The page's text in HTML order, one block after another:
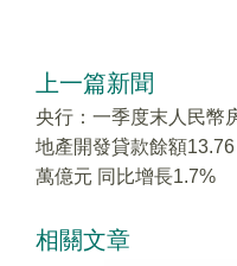
上一篇新聞
央行：一季度末人民幣
地產開發貸款餘額13.76
萬億元 同比增長1.7%
相關文章